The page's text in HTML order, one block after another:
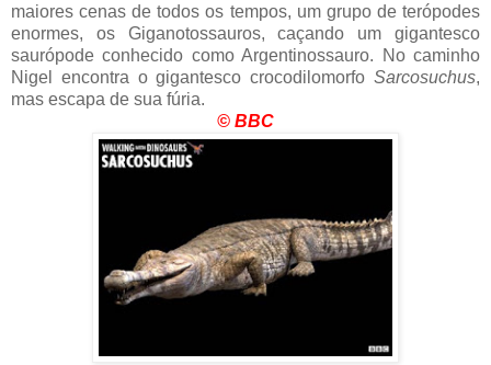
maiores cenas de todos os tempos, um grupo de terópodes
enormes, os Giganotossauros, caçando um gigantesco
saurópode conhecido como Argentinossauro. No caminho
Nigel encontra o gigantesco crocodilomorfo Sarcosuchus,
mas escapa de sua fúria.
© BBC